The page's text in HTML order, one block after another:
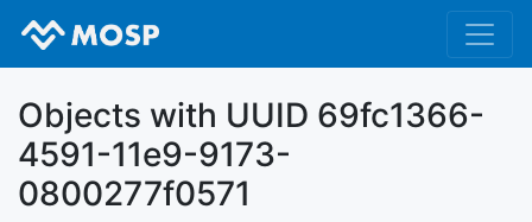
Objects with UUID 69fc1366-
4591-11e9-9173-
0800277f0571